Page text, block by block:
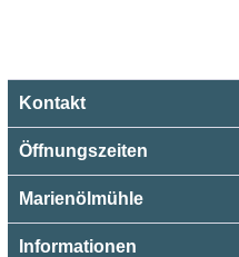
Kontakt
Öffnungszeiten
Marienölmühle
Informationen